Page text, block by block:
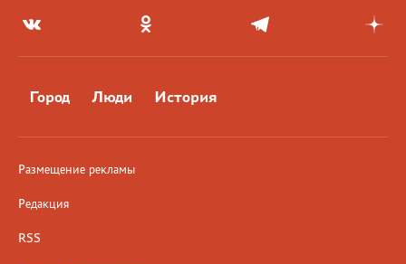
Город Люди История
Размещение рекламы
Редакция
RSS